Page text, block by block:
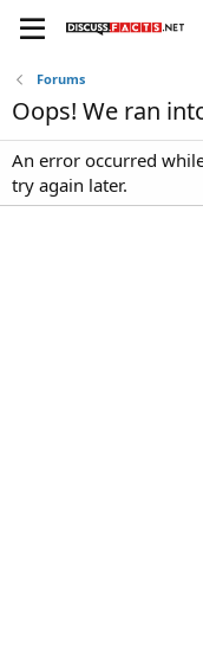
Forums
Oops! We ran
An error occurred
try again later.